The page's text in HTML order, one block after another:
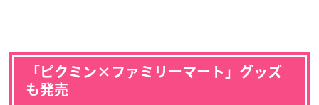
「ピクミン×ファミリーマート」グッズ
も発売